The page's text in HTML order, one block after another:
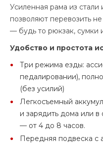
Усиленная рама из стали
позволяют перевозить
— будь то рюкзак, сумки
Удобство и простота
Три режима езды:
педалировании),
(без усилий)
Легкосъемный
и зарядить дома или
— от 4 до 8 часов.
Передняя подвеска с